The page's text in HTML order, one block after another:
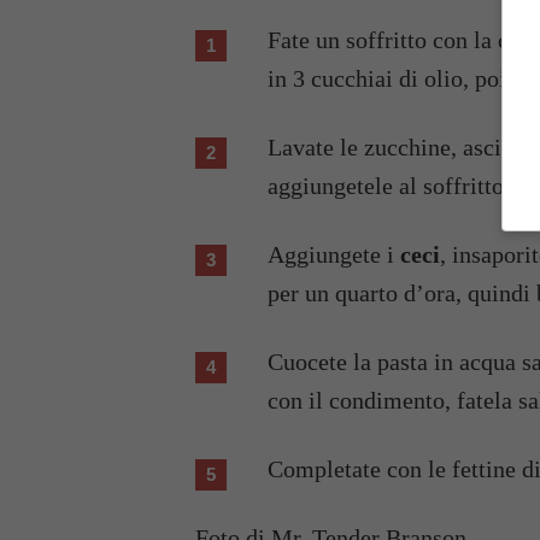
Fate un soffritto con la
in 3 cucchiai di olio, poi
Lavate le zucchine,
aggiungetele al soffritto.
Aggiungete i ceci,
per un quarto d’ora, quindi
Cuocete la pasta in acqua
con il condimento, fatela
Completate con le fettine di